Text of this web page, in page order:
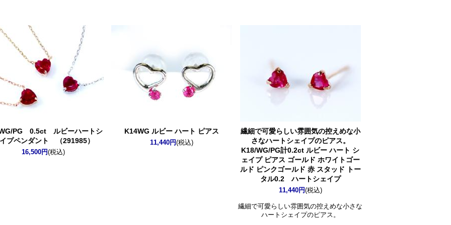
PG 0.5ct ルビーハートシ
プペンダント （291985）
16,500円(税込)
K14WG ルビー ハート ピアス
11,440円(税込)
繊細で可愛らしい雰囲気の控えめな小
さなハートシェイプのピアス。
K18/WG/PG計0.2ct ルビー ハート シ
ェイプ ピアス ゴールド ホワイトゴー
ルド ピンクゴールド 赤 スタッド トー
タル0.2 ハートシェイプ
11,440円(税込)
繊細で可愛らしい雰囲気の控えめな小さな
ハートシェイプのピアス。